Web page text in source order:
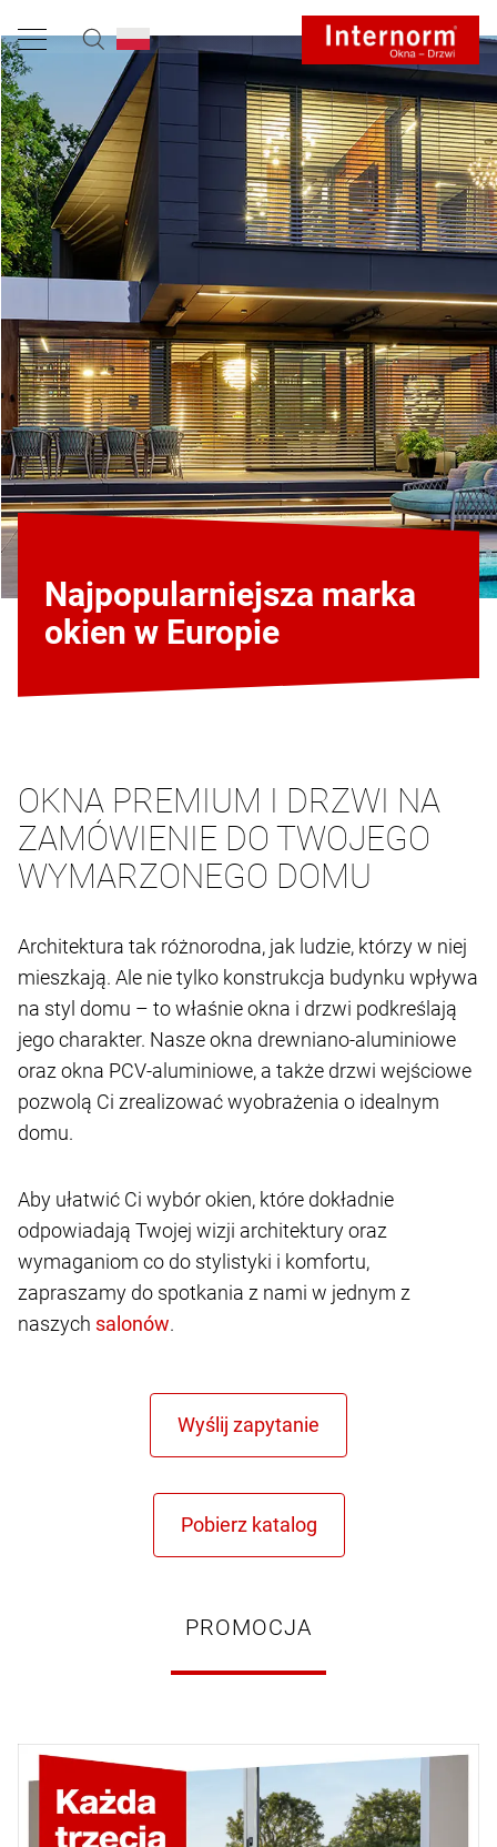
Najpopularniejsza marka
okien w Europie
OKNA PREMIUM I DRZWI NA
ZAMÓWIENIE DO TWOJEGO
WYMARZONEGO DOMU
Architektura tak różnorodna, jak ludzie, którzy w niej
mieszkają. Ale nie tylko konstrukcja budynku wpływa
na styl domu – to właśnie okna i drzwi podkreślają
jego charakter. Nasze okna drewniano-aluminiowe
oraz okna PCV-aluminiowe, a także drzwi wejściowe
pozwolą Ci zrealizować wyobrażenia o idealnym
domu.
Aby ułatwić Ci wybór okien, które dokładnie
odpowiadają Twojej wizji architektury oraz
wymaganiom co do stylistyki i komfortu,
zapraszamy do spotkania z nami w jednym z
naszych
.
PROMOCJA